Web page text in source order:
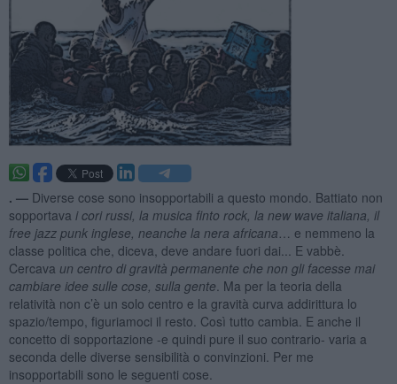
. — Diverse cose sono insopportabili a questo mondo. Battiato non
sopportava i cori russi, la musica finto rock, la new wave italiana, il
free jazz punk inglese, neanche la nera africana … e nemmeno la
classe politica che, diceva, deve andare fuori dai... E vabbè.
Cercava un centro di gravità permanente che non gli facesse mai
cambiare idee sulle cose, sulla gente . Ma per la teoria della
relatività non c’è un solo centro e la gravità curva addirittura lo
spazio/tempo, figuriamoci il resto. Così tutto cambia. E anche il
concetto di sopportazione -e quindi pure il suo contrario- varia a
seconda delle diverse sensibilità o convinzioni. Per me
insopportabili sono le seguenti cose.